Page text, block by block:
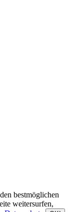
bestmöglichen
weitersurfen,